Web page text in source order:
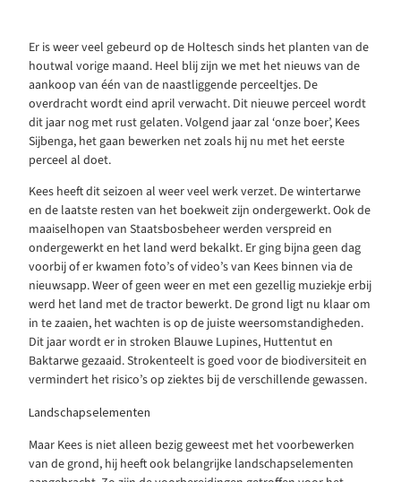
Er is weer veel gebeurd op de Holtesch sinds het planten van de
houtwal vorige maand. Heel blij zijn we met het nieuws van de
aankoop van één van de naastliggende perceeltjes. De
overdracht wordt eind april verwacht. Dit nieuwe perceel wordt
dit jaar nog met rust gelaten. Volgend jaar zal ‘onze boer’, Kees
Sijbenga, het gaan bewerken net zoals hij nu met het eerste
perceel al doet.
Kees heeft dit seizoen al weer veel werk verzet. De wintertarwe
en de laatste resten van het boekweit zijn ondergewerkt. Ook de
maaiselhopen van Staatsbosbeheer werden verspreid en
ondergewerkt en het land werd bekalkt. Er ging bijna geen dag
voorbij of er kwamen foto’s of video’s van Kees binnen via de
nieuwsapp. Weer of geen weer en met een gezellig muziekje erbij
werd het land met de tractor bewerkt. De grond ligt nu klaar om
in te zaaien, het wachten is op de juiste weersomstandigheden.
Dit jaar wordt er in stroken Blauwe Lupines, Huttentut en
Baktarwe gezaaid. Strokenteelt is goed voor de biodiversiteit en
vermindert het risico’s op ziektes bij de verschillende gewassen.
Landschapselementen
Maar Kees is niet alleen bezig geweest met het voorbewerken
van de grond, hij heeft ook belangrijke landschapselementen